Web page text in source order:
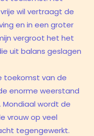
wil vertraagt de
en in een groter
vergroot het het
uit balans geslagen
toekomst van de
enorme weerstand
wordt de
vrouw op veel
tegengewerkt.